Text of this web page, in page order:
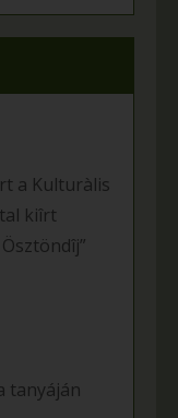
a Kulturàlis
kiîrt
tanyáján